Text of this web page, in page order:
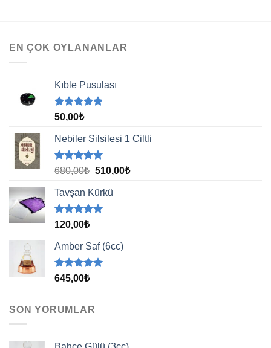
EN ÇOK OYLANANLAR
Kıble Pusulası
5 üzerinden
aldı
50,00₺
Nebiler Silsilesi 1 Ciltli
5 üzerinden
aldı
680,00₺ Orijinal
680,00₺.
510,00₺Şu
Tavşan Kürkü
5 üzerinden
aldı
120,00₺
Amber Saf (6cc)
5 üzerinden
645,00₺
SON YORUMLAR